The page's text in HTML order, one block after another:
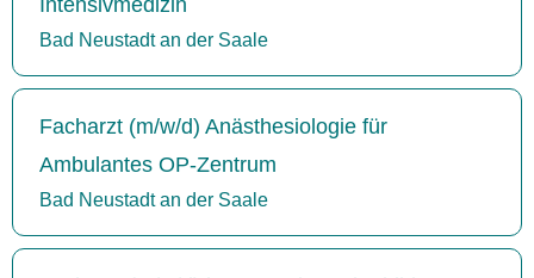
Bad Neustadt an der Saale
Facharzt (m/w/d) Anästhesiologie für
Ambulantes OP-Zentrum
Bad Neustadt an der Saale